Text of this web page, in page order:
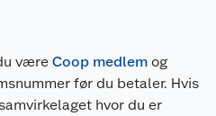
være Coop medlem og
før du betaler. Hvis
hvor du er